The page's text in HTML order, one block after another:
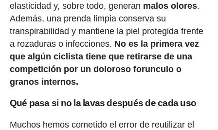
elasticidad y, sobre todo, generan malos olores.
Además, una prenda limpia conserva su
transpirabilidad y mantiene la piel protegida frente
a rozaduras o infecciones. No es la primera vez
que algún ciclista tiene que retirarse de una
competición por un doloroso forunculo o
granos internos.
Qué pasa si no la lavas después de cada uso
Muchos hemos cometido el error de reutilizar el